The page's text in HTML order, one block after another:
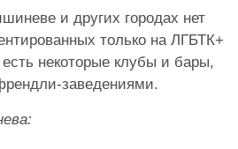
и других городах нет
только на ЛГБТК+
некоторые клубы и бары,
заведениями.